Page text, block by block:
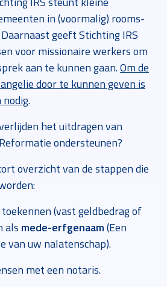
in (voormalig) rooms-
geeft Stichting IRS
voor missionaire werkers om
aan te kunnen gaan.Om de
door te kunnen geven is
het uitdragen van
ondersteunen?
overzicht van de stappen die
toekennen (vast geldbedrag of
als mede-erfgenaam(Een
van uw nalatenschap).
met een notaris.